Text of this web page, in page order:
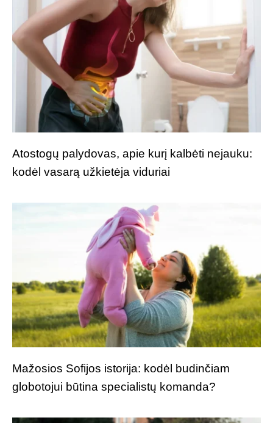
Atostogų palydovas, apie kurį kalbėti nejauku:
kodėl vasarą užkietėja viduriai
Mažosios Sofijos istorija: kodėl budinčiam
globotojui būtina specialistų komanda?